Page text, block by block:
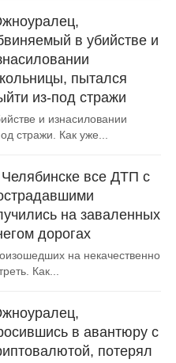
в убийстве и
пытался
из-под стражи
и изнасиловании
стражи. Как уже...
все ДТП с
на заваленных
дорогах
на некачественно
Как...
в авантюру с
потерял